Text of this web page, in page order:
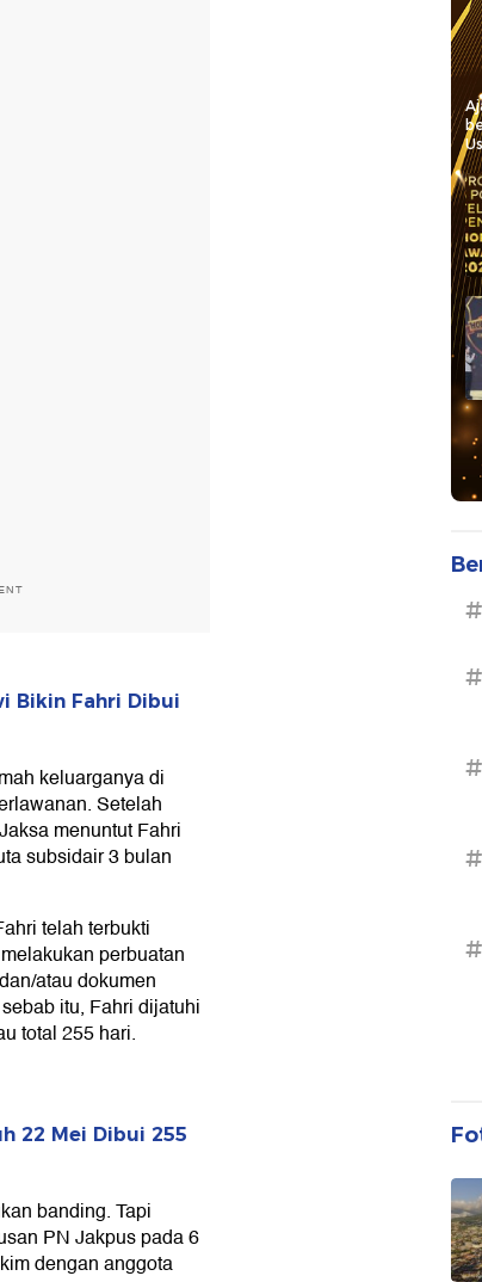
Bikin Fahri Dibui
keluarganya di
Setelah
menuntut Fahri
subsidair 3 bulan
telah terbukti
perbuatan
atau dokumen
itu, Fahri dijatuhi
total 255 hari.
22 Mei Dibui 255
banding. Tapi
PN Jakpus pada 6
dengan anggota